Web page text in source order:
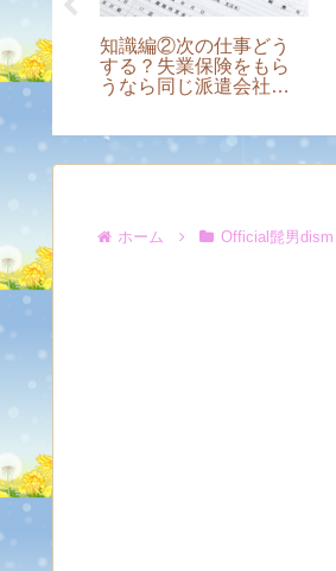
切り
るん
知識編②次の仕事どう
する？失業保険をもら
うなら同じ派遣会社だ
ホーム Official髭男dism